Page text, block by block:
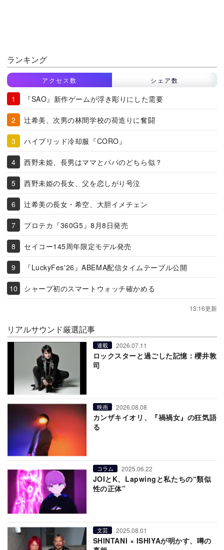
ランキング
アクセス数 シェア数
『SAO』新作ゲームが浮き彫りにした需要
辻希美、次男の林間学校の荷造りに奮闘
ハイブリッド冷却服『CORO』
西野未姫、長男はママとパパのどちら似？
西野未姫の長女、父を恋しがり号泣
辻希美の長女・希空、大胆イメチェン
プロテカ『360G5』8月8日発売
セイコー145周年限定モデル発売
『LuckyFes'26』ABEMA配信タイムテーブル公開
シャープ初のスマートウォッチ確かめる
13:16更新
リアルサウンド厳選記事
連載 2026.07.11
ロックスターと過ごした記憶：櫻井敦
司
映画 2026.08.08
カンザキイオリ、『禍禍女』の狂気語
る
コラム 2025.06.22
JOIとK、Lapwingと私たちの“類似
性の正体”
文芸 2025.08.01
SHINTANI × ISHIYAが明かす、噂の